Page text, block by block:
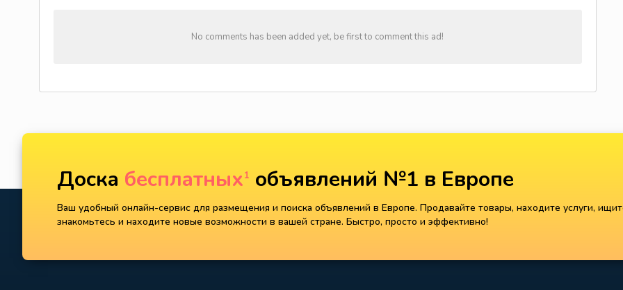
No comments has been added yet, be first to comment this ad!
Доска бесплатных1 объявлений №1 в Европе
Ваш удобный онлайн-сервис для размещения и поиска объявлений в Европе. Продавайте товары, находите услуги,
знакомьтесь и находите новые возможности в вашей стране. Быстро, просто и эффективно!